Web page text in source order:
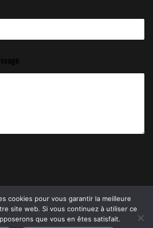
cookies pour vous garantir la meilleure
site web. Si vous continuez à utiliser ce
que vous en êtes satisfait.